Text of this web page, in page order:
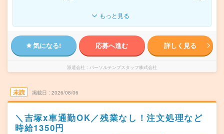
もっと見る
気になる! 応募へ進む 詳しく見る
派遣会社 パーソルテンプスタッフ株式会社
未読 掲載日 2026/08/06
＼吉塚x車通勤OK／残業なし！注文処理など
時給1350円